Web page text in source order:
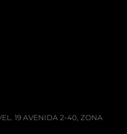
19 AVENIDA 2-40, ZONA